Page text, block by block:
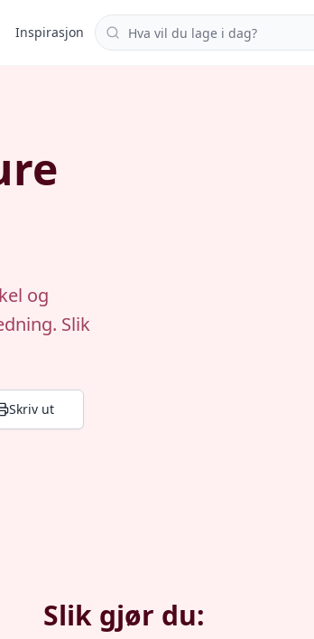
Inspirasjon Søk i oppskrifter
og
Slik
Skriv ut
Slik gjør du: